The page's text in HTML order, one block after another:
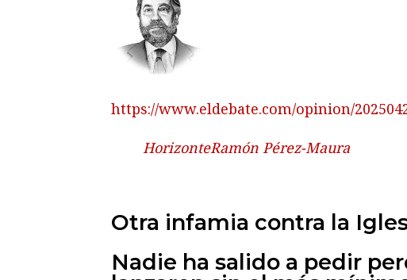
https://www.eldebate.com/opinion/
HorizonteRamón Pérez-Maura
Otra infamia contra la
Nadie ha salido a pedir